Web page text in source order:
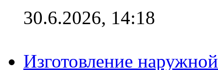
30.6.2026, 14:18
Изготовление